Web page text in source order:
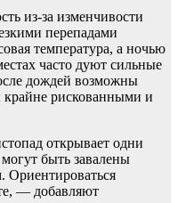
из-за изменчивости
перепадами
температура, а ночью
часто дуют сильные
дождей возможны
крайне рискованными и
открывает одни
быть завалены
Ориентироваться
— добавляют